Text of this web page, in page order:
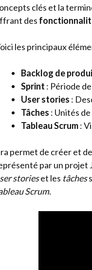
clés et la
des
les principaux
Backlog de
Sprint : Période
User stories :
Tâches : Unités
Tableau Scrum:
permet de créer et
par un projet
storieset les tâches
Scrum.